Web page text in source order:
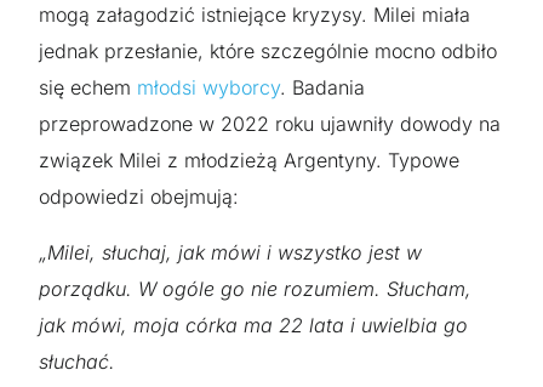
mogą załagodzić istniejące kryzysy. Milei miała
jednak przesłanie, które szczególnie mocno odbiło
się echem młodsi wyborcy. Badania
przeprowadzone w 2022 roku ujawniły dowody na
związek Milei z młodzieżą Argentyny. Typowe
odpowiedzi obejmują:
„Milei, słuchaj, jak mówi i wszystko jest w
porządku. W ogóle go nie rozumiem. Słucham,
jak mówi, moja córka ma 22 lata i uwielbia go
słuchać.